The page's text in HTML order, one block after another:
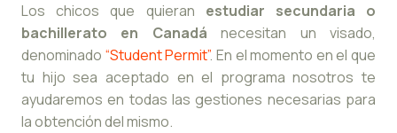
Los chicos que quieran estudiar secundaria o
bachillerato en Canadá necesitan un visado,
denominado “Student Permit”. En el momento en el que
tu hijo sea aceptado en el programa nosotros te
ayudaremos en todas las gestiones necesarias para
la obtención del mismo.